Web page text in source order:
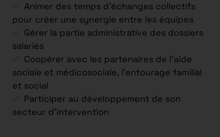
Animer des temps d’échanges collectifs
pour créer une synergie entre les équipes
Gérer la partie administrative des dossiers
salariés
Coopérer avec les partenaires de l’aide
sociale et médicosociale, l’entourage familial
et social
Participer au développement de son
secteur d’intervention